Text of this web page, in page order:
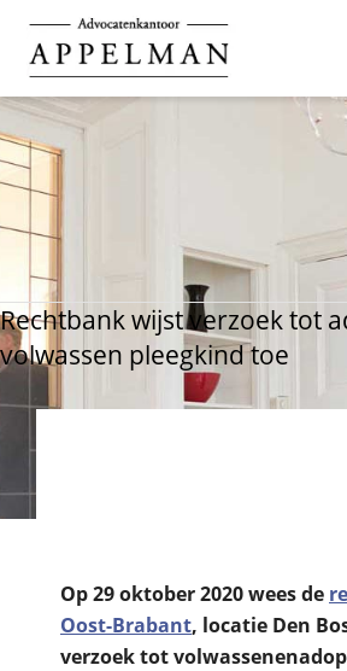
Rechtbank wijst verzoek tot
volwassen pleegkind toe
Op 29 oktober 2020 wees de
Oost-Brabant, locatie Den
verzoek tot